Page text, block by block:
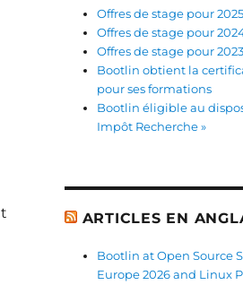
Offres de stage pour 2025
Offres de stage pour
Offres de stage pour 2023
Bootlin obtient la
pour ses formations
Bootlin éligible au
Impôt Recherche »
ARTICLES EN
Bootlin at Open Source
Europe 2026 and Linux